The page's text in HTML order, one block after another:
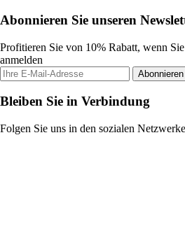
Abonnieren Sie unseren
Profitieren Sie von 10% Rabatt, wenn
anmelden
Abonnieren
Bleiben Sie in Verbindung
Folgen Sie uns in den sozialen